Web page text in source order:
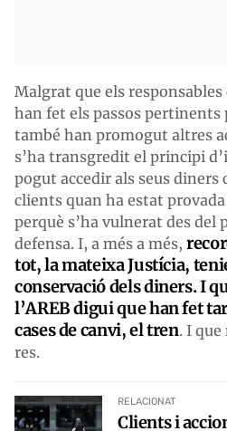
Malgrat que els responsables
han fet els passos pertinents
també han promogut altres
s’ha transgredit el principi
pogut accedir als seus
clients quan ha estat
perquè s’ha vulnerat des del
defensa. I, a més a més,
tot, la mateixa Justícia,
conservació dels diners. I
l’AREB digui que han fet
cases de canvi, el tren. I que
res.
RELACIONAT
Clients i